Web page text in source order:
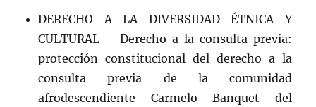
DERECHO A LA DIVERSIDAD ÉTNICA Y
CULTURAL – Derecho a la consulta previa:
protección constitucional del derecho a la
consulta previa de la comunidad
afrodescendiente Carmelo Banquet del